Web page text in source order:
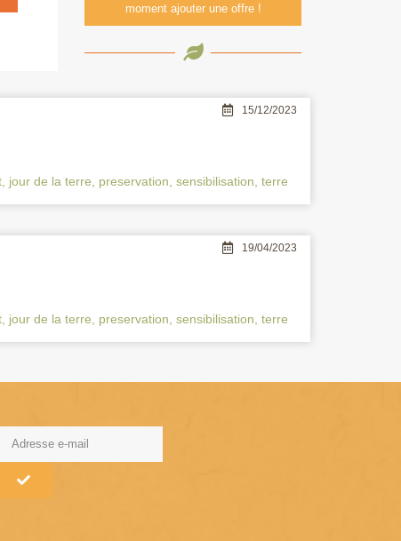
moment ajouter une offre !
15/12/2023
, jour de la terre preservation sensibilisation terre
19/04/2023
, jour de la terre preservation sensibilisation terre